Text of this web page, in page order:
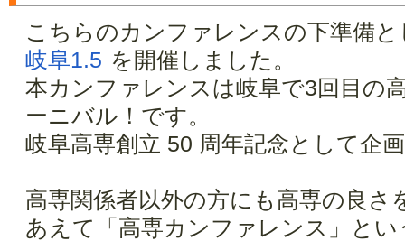
こちらのカンファレンスの下準備
岐阜1.5 を開催しました。
本カンファレンスは岐阜で3回目の
ーニバル！です。
岐阜高専創立 50 周年記念として企
高専関係者以外の方にも高専の良
あえて「高専カンファレンス」と